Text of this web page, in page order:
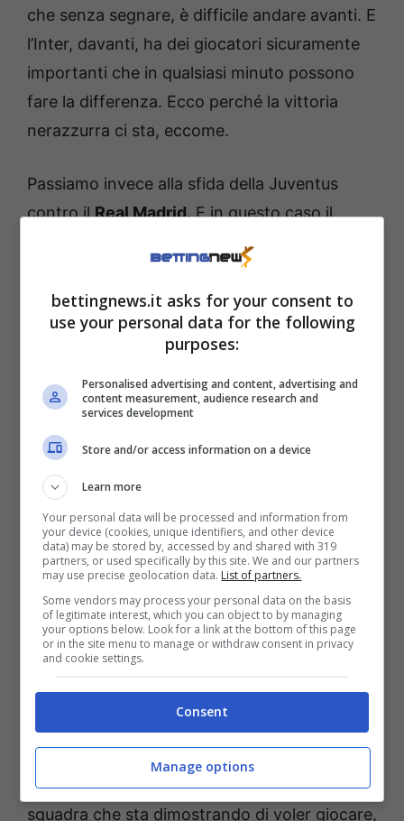
che senza segnare, è difficile andare avanti. E
l’Inter, davanti, ha dei giocatori sicuramente
importanti che in qualsiasi minuto possono
fare la differenza. Ecco perché la vittoria
nerazzurra ci sta, eccome.
Passiamo invece alla sfida della Juventus
contro ilReal Madrid.E in questo caso il
nostro pronostico va verso una vittoria
madrilena in una sfida da almeno tre gol.
Motivo? Le partite della Juventus hanno
regalato sempre tre reti in questo torneo. Ma
è evidente che quando il livello si è alzato la
truppa diTudorè andata in grossa difficoltà.
Contro il City, ad esempio, la partita è finita
solamente con il 24% di possesso palla per la
Juve, che sì ha segnato, ma che prima ha
dimostrato enormi problemi difensivi. E quindi
il Real ne potrebbe approfittare, dopo aver
fatto tre gol nell’ultima gara giocata nel
girone.
Chiudiamo, infine, con il match proprio della
Guardiola
Inzaghi. Tredici gol segnati in tre partite
dimostrano una fame offensiva da parte degli
inglesi che mai si è vista ancora in questa
competizione. E siccome l’Al Hilal è una
squadra che sta dimostrando di voler giocare,
bettingnews.it asks for your consent to
use your personal data for the following
purposes:
Personalised advertising and content, advertising and
content measurement, audience research and
services development
Store and/or access information on a device
Learn more
Your personal data will be processed and information from
your device (cookies, unique identifiers, and other device
data) may be stored by, accessed by and shared with 319
partners, or used specifically by this site. We and our partners
may use precise geolocation data. List of partners.
Some vendors may process your personal data on the basis
of legitimate interest, which you can object to by managing
your options below. Look for a link at the bottom of this page
or in the site menu to manage or withdraw consent in privacy
and cookie settings.
Consent
Manage options